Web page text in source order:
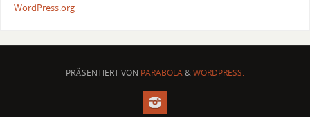
WordPress.org
PRÄSENTIERT VON PARABOLA&WORDPRESS.